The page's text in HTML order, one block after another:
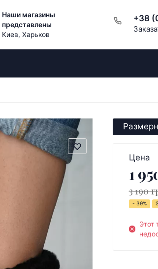
Наши магазины
представлены
Киев, Харьков
+38
Цена
1
3 190
- 39%
Этот